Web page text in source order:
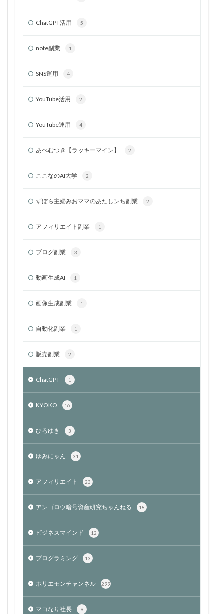
ChatGPT活用 5
note副業 1
SNS運用 4
YouTube活用 2
YouTube運用 4
あべむつき【ラッキーマイン】 2
ここなのAI大学 2
ずぼら主婦みおママのあたしンち副業 2
アフィリエイト副業 1
ブログ副業 3
動画生成AI 1
画像生成副業 1
自動化副業 1
販売副業 2
ChatGPT 1
KYOKO 16
ひろゆき 3
ゆみにゃん 31
アフィリエイト 23
アンゴロウ暗号資産研究ちゃんねる 18
ビジネスマインド 12
プログラミング 13
ホリエモンチャンネル 299
マコなり社長 9